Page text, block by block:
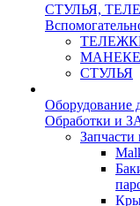
СТУЛЬЯ,
СТУЛЬЯ
Оборудование
Обработки и